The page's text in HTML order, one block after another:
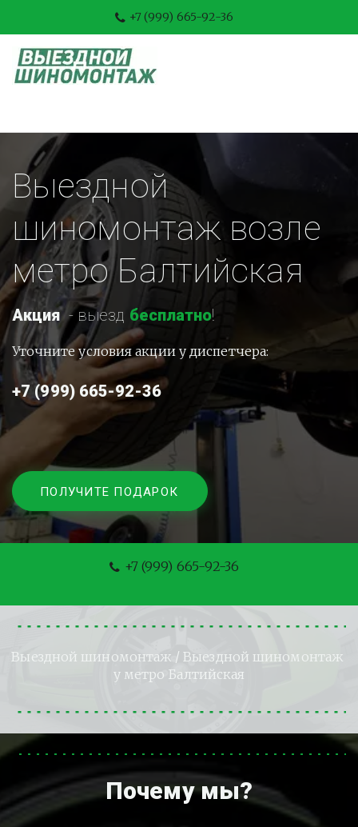
+7 (999) 665-92-36
Выездной
шиномонтаж возле
метро Балтийская
Акция - выезд бесплатно!
Уточните условия акции у диспетчера:
+7 (999) 665-92-36
ПОЛУЧИТЕ ПОДАРОК
+7 (999) 665-92-36
Выездной шиномонтаж / Выездной шиномонтаж
у метро Балтийская
Почему мы?